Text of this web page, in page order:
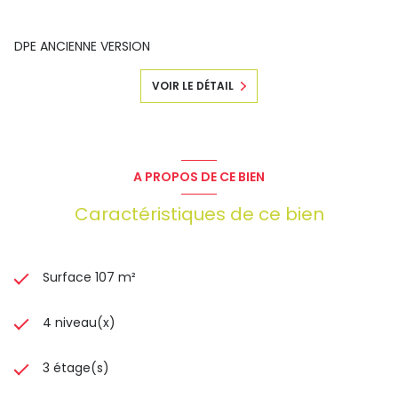
DPE ANCIENNE VERSION
VOIR LE DÉTAIL
A PROPOS DE CE BIEN
Caractéristiques de ce bien
Surface 107 m²
4 niveau(x)
3 étage(s)